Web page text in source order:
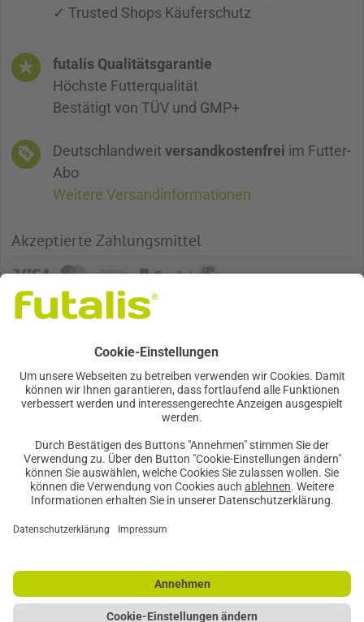
✓ Trusted Shops Käuferschutz
futalis Qualitätsgarantie
Höchste Futterqualität
Bestätigt von TÜV und GMP+
Deutschlandweitversandkostenfrei im Futter-
Abo
Weitere Versandinformationen
Akzeptierte Zahlungsmittel
Futter, so einzigartig wie mein Tier
GESICHERTE QUALITÄT
Cookie-Einstellung
Datenschutz|FAQ und Erklärvideos|Impressum